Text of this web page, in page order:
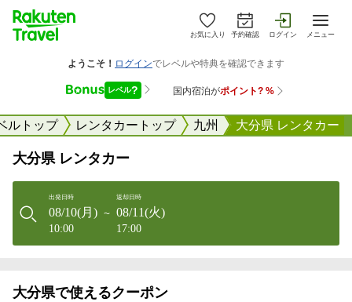
お気に入り 予約確認 ログイン メニュー
ルトップ レンタカートップ 九州 大分県 レンタカー
大分県 レンタカー
出発日時
08/10(月)
10:00
〜
返却日時
08/11(火)
17:00
大分県で使えるクーポン